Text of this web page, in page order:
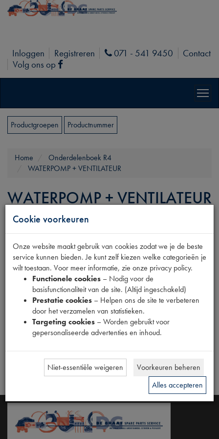
Inloggen Registreren Phone
071 - 541 9450
Contact
Volg ons op
Facebook
Productgroepen Productnummer
Home
Onderdelenboek R4
WATERPOMP + VENTILATEUR
WATERPOMP + VENTILATEUR
Cookie voorkeuren
Onze website maakt gebruik van cookies zodat we je de beste
service kunnen bieden. Je kunt zelf kiezen welke categorieën je
wilt toestaan. Voor meer informatie, zie onze privacy policy.
Functionele cookies – Nodig voor de
basisfunctionaliteit van de site. (Altijd ingeschakeld)
Prestatie cookies – Helpen ons de site te verbeteren
door het verzamelen van statistieken.
Targeting cookies – Worden gebruikt voor
gepersonaliseerde advertenties en inhoud.
Niet-essentiële weigeren
Voorkeuren beheren
Alles accepteren